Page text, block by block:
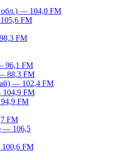
обл.) — 104,0 FM
FM
FM
96,1 FM
88,3 FM
— 102,4 FM
104,9 FM
FM
FM
— 106,5
FM